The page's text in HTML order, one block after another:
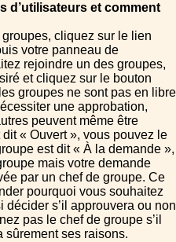
d’utilisateurs et comment
cliquez sur le lien
votre panneau de
rejoindre un des groupes,
et cliquez sur le bouton
groupes ne sont pas en libre
une approbation,
peuvent même être
« Ouvert », vous pouvez le
est dit « À la demande »,
mais votre demande
par un chef de groupe. Ce
pourquoi vous souhaitez
s’il approuvera ou non
pas le chef de groupe s’il
sûrement ses raisons.